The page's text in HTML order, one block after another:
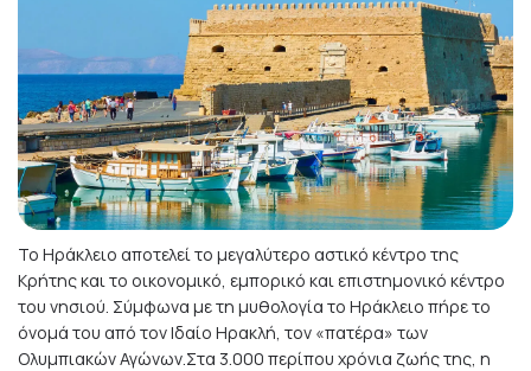
Το Ηράκλειο αποτελεί το μεγαλύτερο αστικό κέντρο της
Κρήτης και το οικονομικό, εμπορικό και επιστημονικό κέντρο
του νησιού. Σύμφωνα με τη μυθολογία το Ηράκλειο πήρε το
όνομά του από τον Ιδαίο Ηρακλή, τον «πατέρα» των
Ολυμπιακών Αγώνων.Στα 3.000 περίπου χρόνια ζωής της, η